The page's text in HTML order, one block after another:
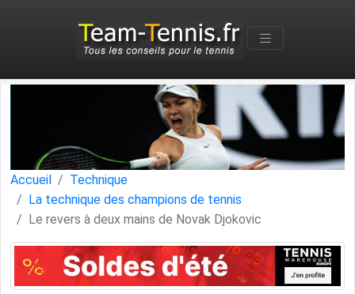
Accueil
Technique
La technique des champions de tennis
Le revers à deux mains de Novak Djokovic